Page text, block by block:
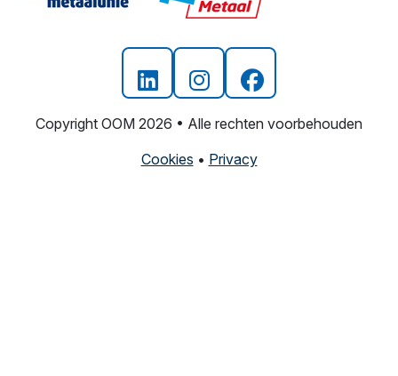
Copyright OOM 2026 • Alle rechten voorbehouden
Cookies • Privacy